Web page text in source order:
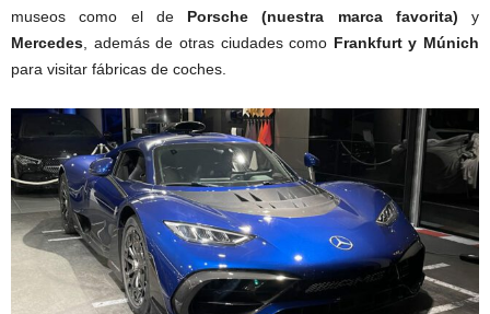
museos como el de Porsche (nuestra marca favorita) y
Mercedes , además de otras ciudades como Frankfurt y Múnich
para visitar fábricas de coches.